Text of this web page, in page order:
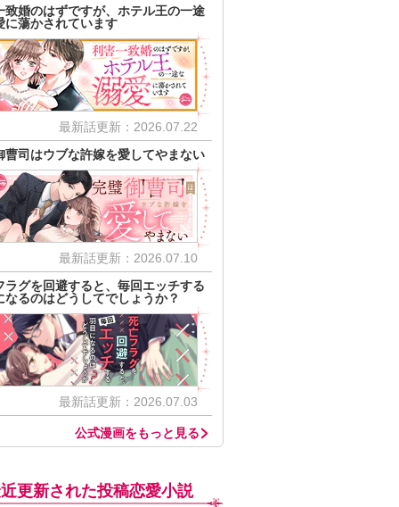
致婚のはずですが、ホテル王の一途
に蕩かされています
最新話更新：2026.07.22
曹司はウブな許嫁を愛してやまない
最新話更新：2026.07.10
ラグを回避すると、毎回エッチする
なるのはどうしてでしょうか？
最新話更新：2026.07.03
公式漫画をもっと見る
更新された投稿恋愛小説